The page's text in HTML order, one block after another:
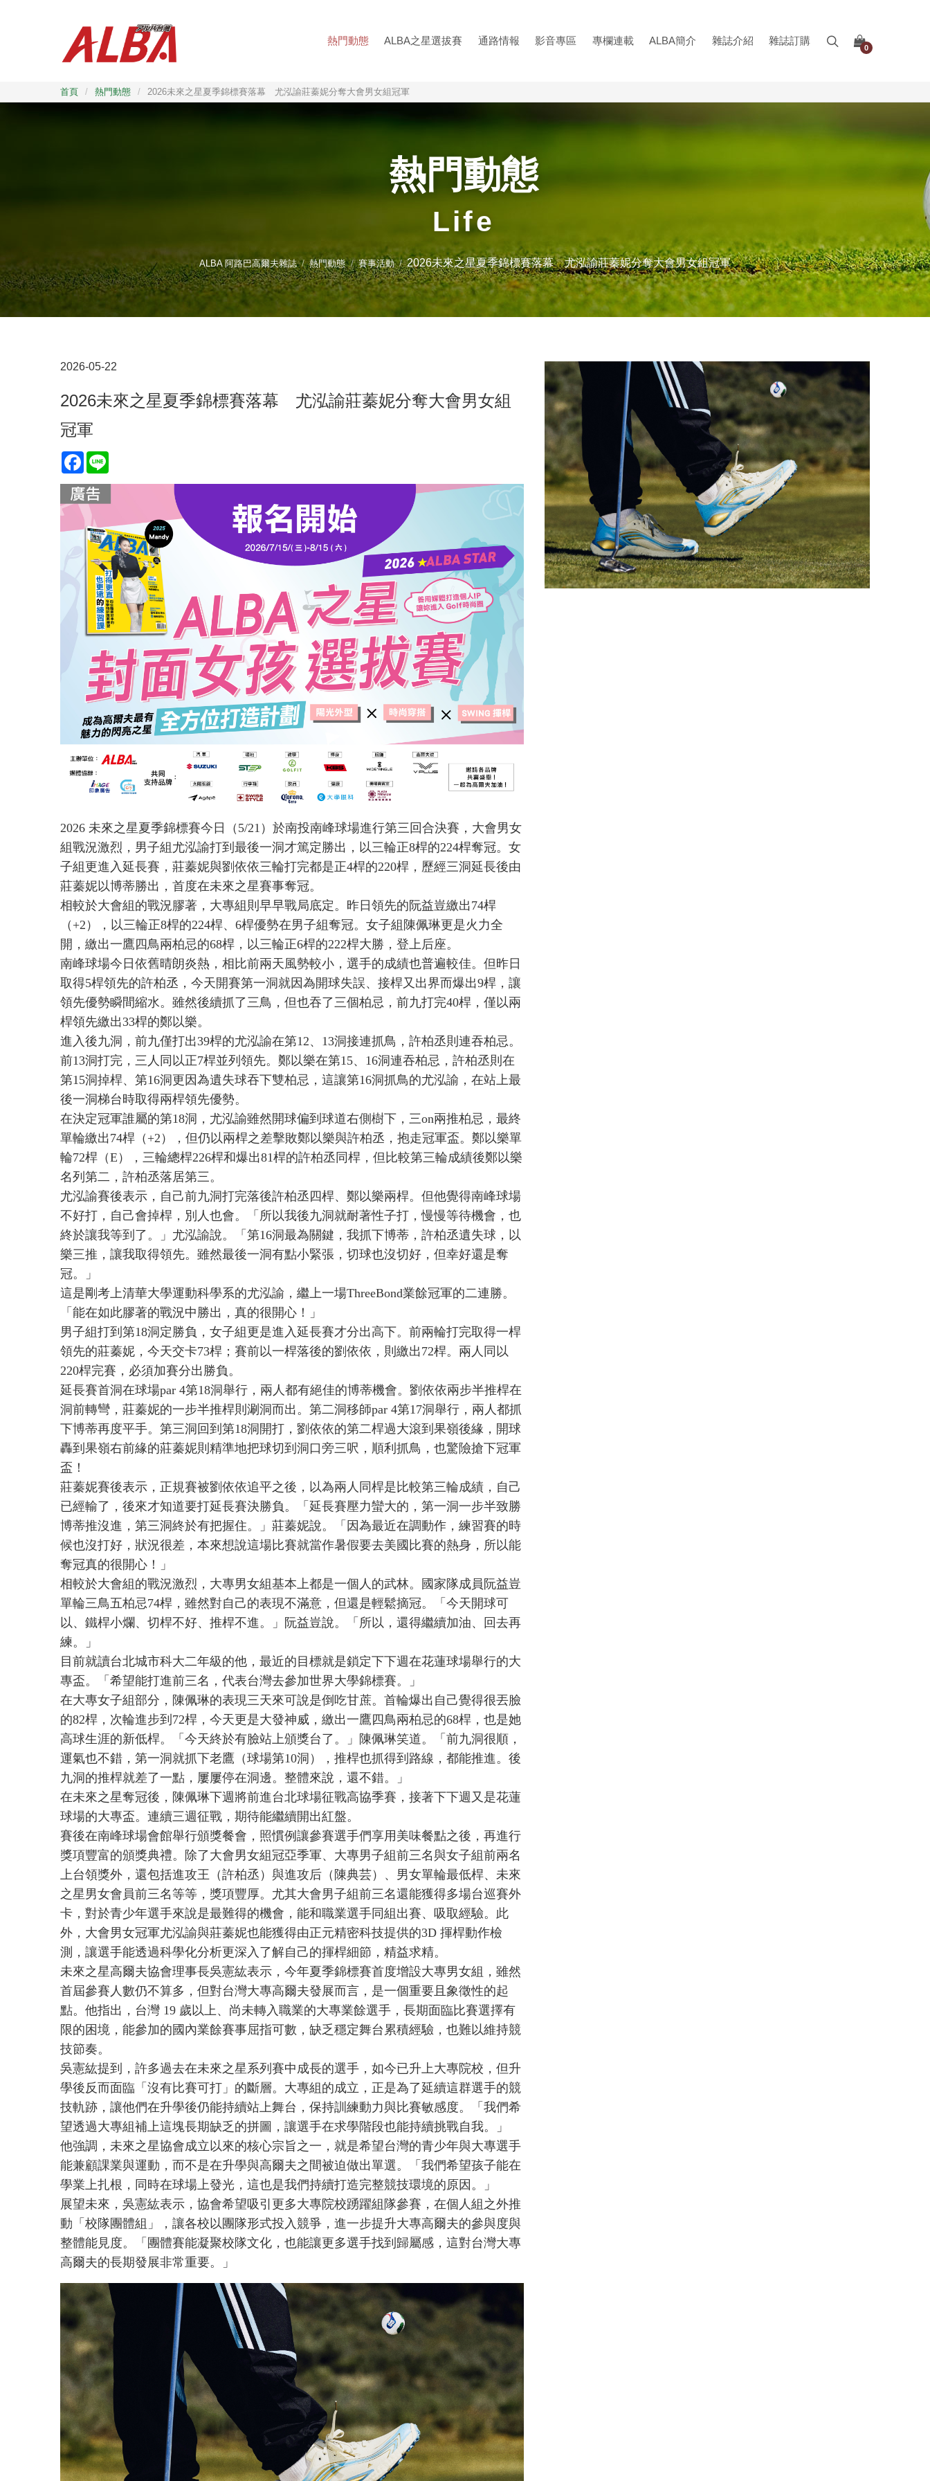
熱門動態 ALBA之星選拔賽 通路情報 影音專區 專欄連載 ALBA簡介 雜誌介紹 雜誌訂購
0
首頁 / 熱門動態 / 2026未來之星夏季錦標賽落幕 尤泓諭莊蓁妮分奪大會男女組冠軍
熱門動態
Life
ALBA 阿路巴高爾夫雜誌 熱門動態 賽事活動 2026未來之星夏季錦標賽落幕 尤泓諭莊蓁妮分奪大會男女組冠軍
2026-05-22
2026未來之星夏季錦標賽落幕 尤泓諭莊蓁妮分奪大會男女組
冠軍
Facebook
2026 未來之星夏季錦標賽今日（5/21）於南投南峰球場進行第三回合決賽，大會男女
組戰況激烈，男子組尤泓諭打到最後一洞才篤定勝出，以三輪正8桿的224桿奪冠。女
子組更進入延長賽，莊蓁妮與劉依依三輪打完都是正4桿的220桿，歷經三洞延長後由
莊蓁妮以博蒂勝出，首度在未來之星賽事奪冠。
相較於大會組的戰況膠著，大專組則早早戰局底定。昨日領先的阮益豈繳出74桿
（+2），以三輪正8桿的224桿、6桿優勢在男子組奪冠。女子組陳佩琳更是火力全
開，繳出一鷹四鳥兩柏忌的68桿，以三輪正6桿的222桿大勝，登上后座。
南峰球場今日依舊晴朗炎熱，相比前兩天風勢較小，選手的成績也普遍較佳。但昨日
取得5桿領先的許柏丞，今天開賽第一洞就因為開球失誤、接桿又出界而爆出9桿，讓
領先優勢瞬間縮水。雖然後續抓了三鳥，但也吞了三個柏忌，前九打完40桿，僅以兩
桿領先繳出33桿的鄭以樂。
進入後九洞，前九僅打出39桿的尤泓諭在第12、13洞接連抓鳥，許柏丞則連吞柏忌。
前13洞打完，三人同以正7桿並列領先。鄭以樂在第15、16洞連吞柏忌，許柏丞則在
第15洞掉桿、第16洞更因為遺失球吞下雙柏忌，這讓第16洞抓鳥的尤泓諭，在站上最
後一洞梯台時取得兩桿領先優勢。
在決定冠軍誰屬的第18洞，尤泓諭雖然開球偏到球道右側樹下，三on兩推柏忌，最終
單輪繳出74桿（+2），但仍以兩桿之差擊敗鄭以樂與許柏丞，抱走冠軍盃。鄭以樂單
輪72桿（E），三輪總桿226桿和爆出81桿的許柏丞同桿，但比較第三輪成績後鄭以樂
名列第二，許柏丞落居第三。
尤泓諭賽後表示，自己前九洞打完落後許柏丞四桿、鄭以樂兩桿。但他覺得南峰球場
不好打，自己會掉桿，別人也會。「所以我後九洞就耐著性子打，慢慢等待機會，也
終於讓我等到了。」尤泓諭說。「第16洞最為關鍵，我抓下博蒂，許柏丞遺失球，以
樂三推，讓我取得領先。雖然最後一洞有點小緊張，切球也沒切好，但幸好還是奪
冠。」
這是剛考上清華大學運動科學系的尤泓諭，繼上一場ThreeBond業餘冠軍的二連勝。
「能在如此膠著的戰況中勝出，真的很開心！」
男子組打到第18洞定勝負，女子組更是進入延長賽才分出高下。前兩輪打完取得一桿
領先的莊蓁妮，今天交卡73桿；賽前以一桿落後的劉依依，則繳出72桿。兩人同以
220桿完賽，必須加賽分出勝負。
延長賽首洞在球場par 4第18洞舉行，兩人都有絕佳的博蒂機會。劉依依兩步半推桿在
洞前轉彎，莊蓁妮的一步半推桿則涮洞而出。第二洞移師par 4第17洞舉行，兩人都抓
下博蒂再度平手。第三洞回到第18洞開打，劉依依的第二桿過大滾到果嶺後緣，開球
轟到果嶺右前緣的莊蓁妮則精準地把球切到洞口旁三呎，順利抓鳥，也驚險搶下冠軍
盃！
莊蓁妮賽後表示，正規賽被劉依依追平之後，以為兩人同桿是比較第三輪成績，自己
已經輸了，後來才知道要打延長賽決勝負。「延長賽壓力蠻大的，第一洞一步半致勝
博蒂推沒進，第三洞終於有把握住。」莊蓁妮說。「因為最近在調動作，練習賽的時
候也沒打好，狀況很差，本來想說這場比賽就當作暑假要去美國比賽的熱身，所以能
奪冠真的很開心！」
相較於大會組的戰況激烈，大專男女組基本上都是一個人的武林。國家隊成員阮益豈
單輪三鳥五柏忌74桿，雖然對自己的表現不滿意，但還是輕鬆摘冠。「今天開球可
以、鐵桿小爛、切桿不好、推桿不進。」阮益豈說。「所以，還得繼續加油、回去再
練。」
目前就讀台北城市科大二年級的他，最近的目標就是鎖定下下週在花蓮球場舉行的大
專盃。「希望能打進前三名，代表台灣去參加世界大學錦標賽。」
在大專女子組部分，陳佩琳的表現三天來可說是倒吃甘蔗。首輪爆出自己覺得很丟臉
的82桿，次輪進步到72桿，今天更是大發神威，繳出一鷹四鳥兩柏忌的68桿，也是她
高球生涯的新低桿。「今天終於有臉站上頒獎台了。」陳佩琳笑道。「前九洞很順，
運氣也不錯，第一洞就抓下老鷹（球場第10洞），推桿也抓得到路線，都能推進。後
九洞的推桿就差了一點，屢屢停在洞邊。整體來說，還不錯。」
在未來之星奪冠後，陳佩琳下週將前進台北球場征戰高協季賽，接著下下週又是花蓮
球場的大專盃。連續三週征戰，期待能繼續開出紅盤。
賽後在南峰球場會館舉行頒獎餐會，照慣例讓參賽選手們享用美味餐點之後，再進行
獎項豐富的頒獎典禮。除了大會男女組冠亞季軍、大專男子組前三名與女子組前兩名
上台領獎外，還包括進攻王（許柏丞）與進攻后（陳典芸）、男女單輪最低桿、未來
之星男女會員前三名等等，獎項豐厚。尤其大會男子組前三名還能獲得多場台巡賽外
卡，對於青少年選手來說是最難得的機會，能和職業選手同組出賽、吸取經驗。此
外，大會男女冠軍尤泓諭與莊蓁妮也能獲得由正元精密科技提供的3D 揮桿動作檢
測，讓選手能透過科學化分析更深入了解自己的揮桿細節，精益求精。
未來之星高爾夫協會理事長吳憲紘表示，今年夏季錦標賽首度增設大專男女組，雖然
首屆參賽人數仍不算多，但對台灣大專高爾夫發展而言，是一個重要且象徵性的起
點。他指出，台灣 19 歲以上、尚未轉入職業的大專業餘選手，長期面臨比賽選擇有
限的困境，能參加的國內業餘賽事屈指可數，缺乏穩定舞台累積經驗，也難以維持競
技節奏。
吳憲紘提到，許多過去在未來之星系列賽中成長的選手，如今已升上大專院校，但升
學後反而面臨「沒有比賽可打」的斷層。大專組的成立，正是為了延續這群選手的競
技軌跡，讓他們在升學後仍能持續站上舞台，保持訓練動力與比賽敏感度。「我們希
望透過大專組補上這塊長期缺乏的拼圖，讓選手在求學階段也能持續挑戰自我。」
他強調，未來之星協會成立以來的核心宗旨之一，就是希望台灣的青少年與大專選手
能兼顧課業與運動，而不是在升學與高爾夫之間被迫做出單選。「我們希望孩子能在
學業上扎根，同時在球場上發光，這也是我們持續打造完整競技環境的原因。」
展望未來，吳憲紘表示，協會希望吸引更多大專院校踴躍組隊參賽，在個人組之外推
動「校隊團體組」，讓各校以團隊形式投入競爭，進一步提升大專高爾夫的參與度與
整體能見度。「團體賽能凝聚校隊文化，也能讓更多選手找到歸屬感，這對台灣大專
高爾夫的長期發展非常重要。」